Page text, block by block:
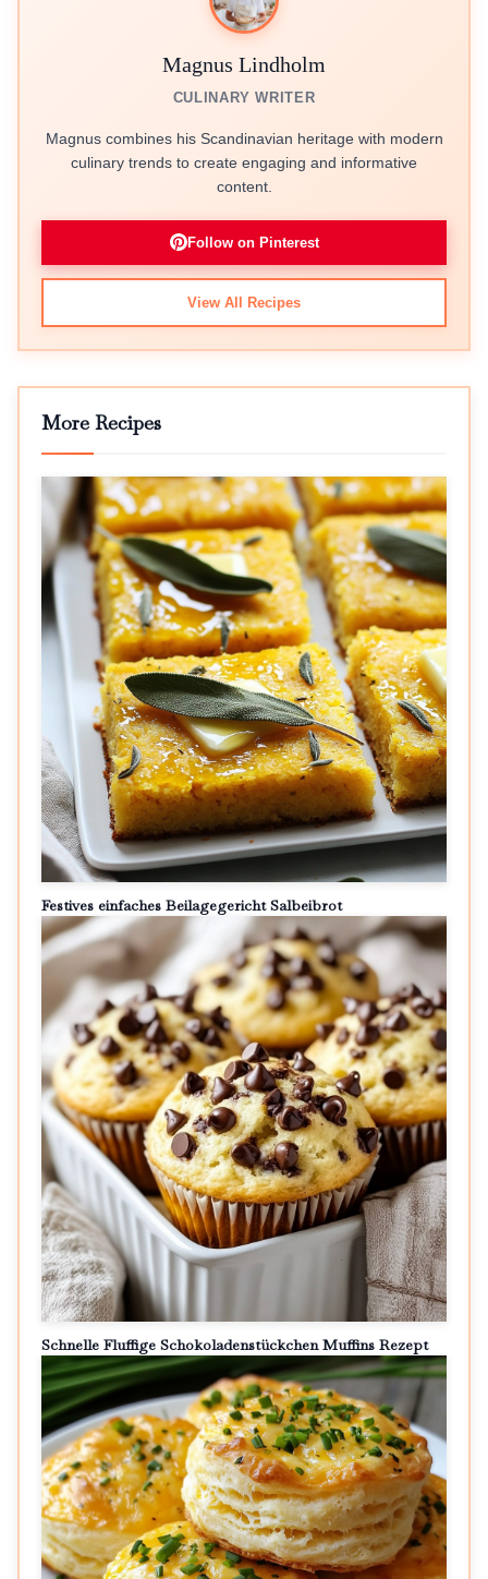
Magnus Lindholm
CULINARY WRITER
Magnus combines his Scandinavian heritage with modern
culinary trends to create engaging and informative
content.
Follow on Pinterest
View All Recipes
More Recipes
Festives einfaches Beilagegericht Salbeibrot
Schnelle Fluffige Schokoladenstückchen Muffins Rezept